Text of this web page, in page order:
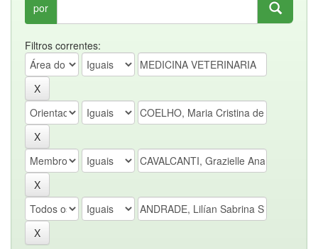
por
Filtros correntes: